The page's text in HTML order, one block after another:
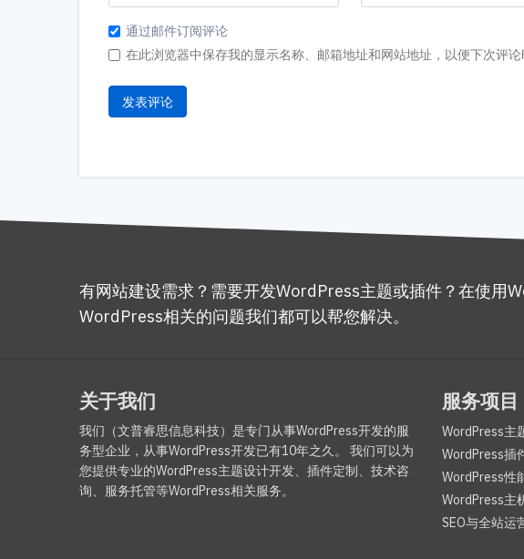
通过邮件订阅评论
在此浏览器中保存我的显示名称、邮箱地址和网站地址，以便下次评论
有网站建设需求？需要开发WordPress主题或插件？在使用
WordPress相关的问题我们都可以帮您解决。
关于我们
我们（文普睿思信息科技）是专门从事WordPress开发的服
务型企业，从事WordPress开发已有10年之久。 我们可以为
您提供专业的WordPress主题设计开发、插件定制、技术咨
询、服务托管等WordPress相关服务。
服务项目
WordPress主
WordPress插
WordPress性
WordPress主
SEO与全站运